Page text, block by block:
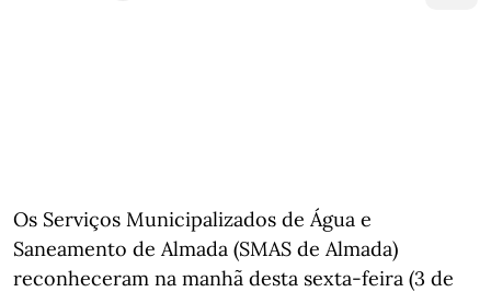
Os Serviços Municipalizados de Água e
Saneamento de Almada (SMAS de Almada)
reconheceram na manhã desta sexta-feira (3 de